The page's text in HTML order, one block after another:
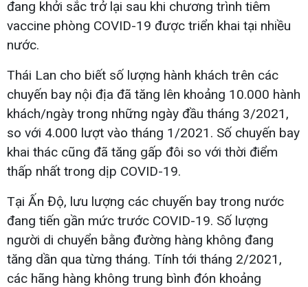
đang khởi sắc trở lại sau khi chương trình tiêm
vaccine phòng COVID-19 được triển khai tại nhiều
nước.
Thái Lan cho biết số lượng hành khách trên các
chuyến bay nội địa đã tăng lên khoảng 10.000 hành
khách/ngày trong những ngày đầu tháng 3/2021,
so với 4.000 lượt vào tháng 1/2021. Số chuyến bay
khai thác cũng đã tăng gấp đôi so với thời điểm
thấp nhất trong dịp COVID-19.
Tại Ấn Độ, lưu lượng các chuyến bay trong nước
đang tiến gần mức trước COVID-19. Số lượng
người di chuyển bằng đường hàng không đang
tăng dần qua từng tháng. Tính tới tháng 2/2021,
các hãng hàng không trung bình đón khoảng